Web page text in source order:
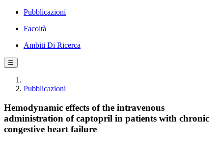
Pubblicazioni
Facoltà
Ambiti Di Ricerca
☰
Pubblicazioni
Hemodynamic effects of the intravenous
administration of captopril in patients with chronic
congestive heart failure